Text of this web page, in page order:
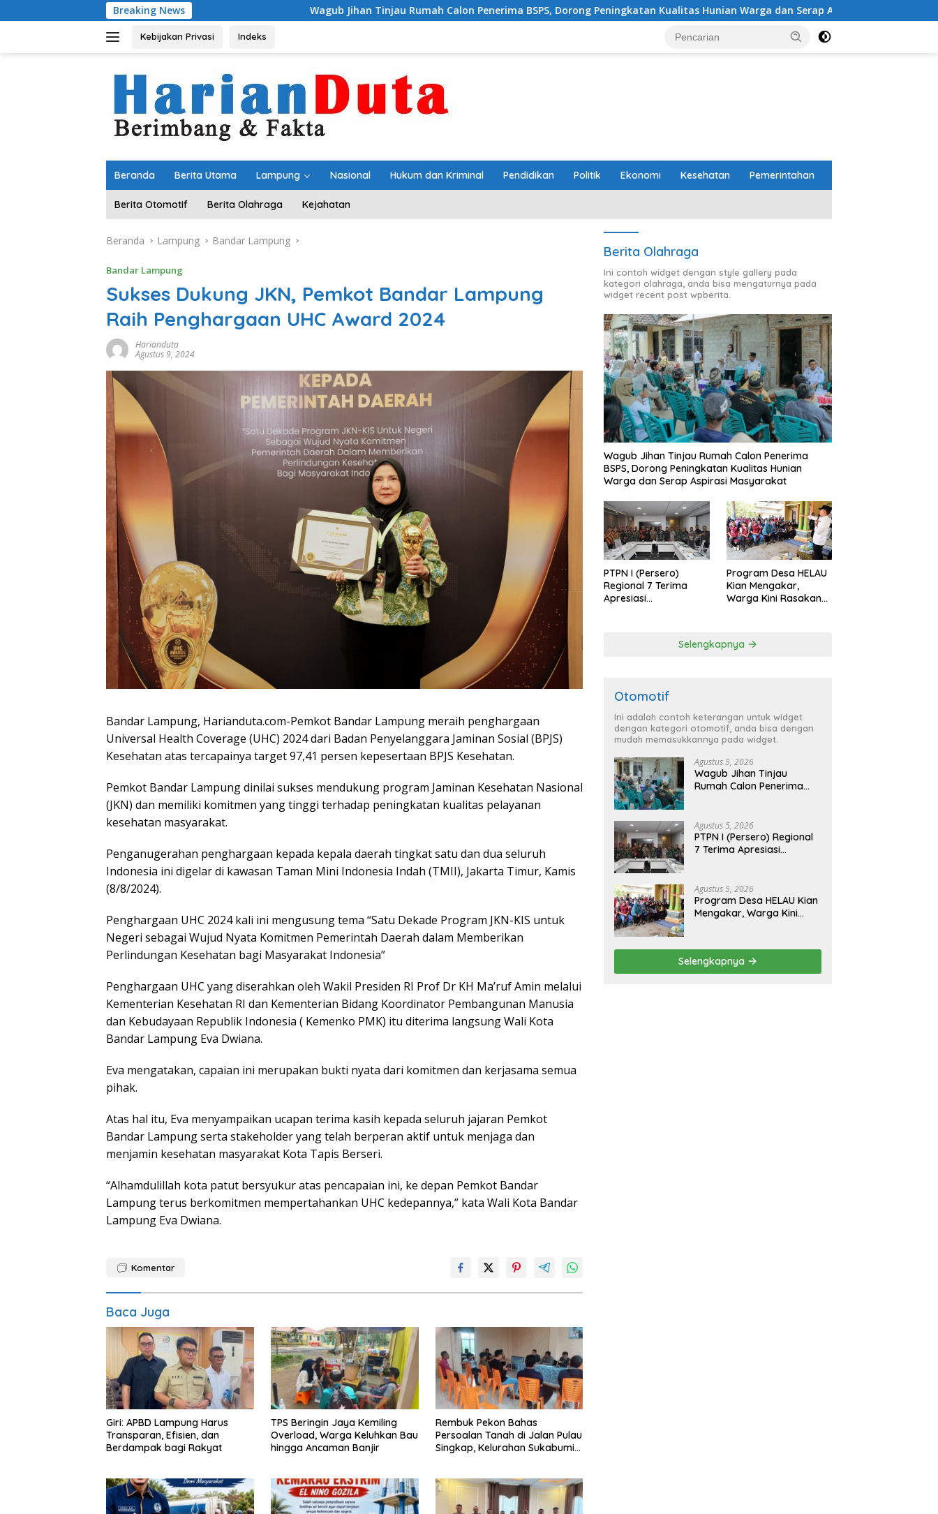
ke
Breaking News Wagub Jihan Tinjau Rumah Calon Penerima BSPS, Dorong Peningkatan Kualitas Hunian Warga dan Serap Aspirasi Masyarakat
Kebijakan Privasi Indeks
Beranda Berita Utama Lampung Nasional Hukum dan Kriminal Pendidikan Politik Ekonomi Kesehatan Pemerintahan
Berita Otomotif Berita Olahraga Kejahatan
Beranda Lampung Bandar Lampung
Bandar Lampung
Sukses Dukung JKN, Pemkot Bandar Lampung
Raih Penghargaan UHC Award 2024
Harianduta
Agustus 9, 2024
Bandar Lampung, Harianduta.com-Pemkot Bandar Lampung meraih penghargaan
Universal Health Coverage (UHC) 2024 dari Badan Penyelanggara Jaminan Sosial (BPJS)
Kesehatan atas tercapainya target 97,41 persen kepesertaan BPJS Kesehatan.
Pemkot Bandar Lampung dinilai sukses mendukung program Jaminan Kesehatan Nasional
(JKN) dan memiliki komitmen yang tinggi terhadap peningkatan kualitas pelayanan
kesehatan masyarakat.
Penganugerahan penghargaan kepada kepala daerah tingkat satu dan dua seluruh
Indonesia ini digelar di kawasan Taman Mini Indonesia Indah (TMII), Jakarta Timur, Kamis
(8/8/2024).
Penghargaan UHC 2024 kali ini mengusung tema “Satu Dekade Program JKN-KIS untuk
Negeri sebagai Wujud Nyata Komitmen Pemerintah Daerah dalam Memberikan
Perlindungan Kesehatan bagi Masyarakat Indonesia”
Penghargaan UHC yang diserahkan oleh Wakil Presiden RI Prof Dr KH Ma’ruf Amin melalui
Kementerian Kesehatan RI dan Kementerian Bidang Koordinator Pembangunan Manusia
dan Kebudayaan Republik Indonesia ( Kemenko PMK) itu diterima langsung Wali Kota
Bandar Lampung Eva Dwiana.
Eva mengatakan, capaian ini merupakan bukti nyata dari komitmen dan kerjasama semua
pihak.
Atas hal itu, Eva menyampaikan ucapan terima kasih kepada seluruh jajaran Pemkot
Bandar Lampung serta stakeholder yang telah berperan aktif untuk menjaga dan
menjamin kesehatan masyarakat Kota Tapis Berseri.
“Alhamdulillah kota patut bersyukur atas pencapaian ini, ke depan Pemkot Bandar
Lampung terus berkomitmen mempertahankan UHC kedepannya,” kata Wali Kota Bandar
Lampung Eva Dwiana.
Komentar
Baca Juga
Giri: APBD Lampung Harus
Transparan, Efisien, dan
Berdampak bagi Rakyat
TPS Beringin Jaya Kemiling
Overload, Warga Keluhkan Bau
hingga Ancaman Banjir
Rembuk Pekon Bahas
Persoalan Tanah di Jalan Pulau
Singkap, Kelurahan Sukabumi
Berita Olahraga
Ini contoh widget dengan style gallery pada
kategori olahraga, anda bisa mengaturnya pada
widget recent post wpberita.
Wagub Jihan Tinjau Rumah Calon Penerima
BSPS, Dorong Peningkatan Kualitas Hunian
Warga dan Serap Aspirasi Masyarakat
PTPN I (Persero)
Regional 7 Terima
Apresiasi
Program Desa HELAU
Kian Mengakar,
Warga Kini Rasakan
Selengkapnya
Otomotif
Ini adalah contoh keterangan untuk widget
dengan kategori otomotif, anda bisa dengan
mudah memasukkannya pada widget.
Agustus 5, 2026
Wagub Jihan Tinjau
Rumah Calon Penerima
dan Serap Aspirasi
Masyarakat
Agustus 5, 2026
PTPN I (Persero) Regional
7 Terima Apresiasi
Agustus 5, 2026
Program Desa HELAU Kian
Mengakar, Warga Kini
Selengkapnya